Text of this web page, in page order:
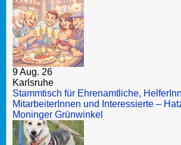
9 Aug. 26
Karlsruhe
Stammtisch für Ehrenamtliche,
MitarbeiterInnen und Interessierte –
Moninger Grünwinkel